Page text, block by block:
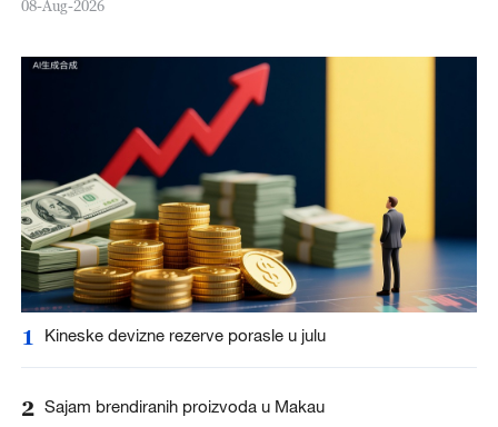
08-Aug-2026
1 Kineske devizne rezerve porasle u julu
2 Sajam brendiranih proizvoda u Makau